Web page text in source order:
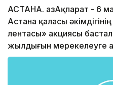
АСТАНА. ҚазАқпарат - 6
Астана қаласы
лентасы» акциясы
жылдығын мерекелеуге